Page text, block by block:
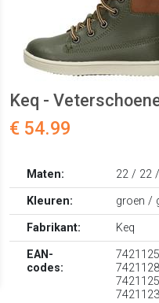
Keq -
€ 54.99
Maten:
22 / 22
Kleuren:
groen /
Fabrikant:
Keq
EAN-
codes: